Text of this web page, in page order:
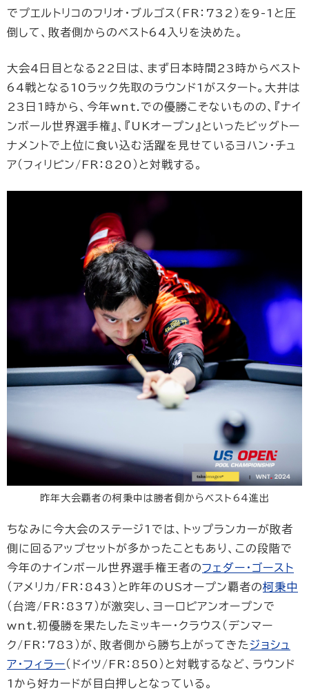
でプエルトリコのフリオ・ブルゴス（FR：732）を9-1と圧
倒して、敗者側からのベスト64入りを決めた。
大会4日目となる22日は、まず日本時間23時からベスト
64戦となる10ラック先取のラウンド1がスタート。大井は
23日1時から、今年wnt.での優勝こそないものの、『ナイ
ンボール世界選手権』、『UKオープン』といったビッグトー
ナメントで上位に食い込む活躍を見せているヨハン・チュ
ア（フィリピン/FR：820）と対戦する。
昨年大会覇者の柯秉中は勝者側からベスト64進出
ちなみに今大会のステージ1では、トップランカーが敗者
側に回るアップセットが多かったこともあり、この段階で
今年のナインボール世界選手権王者のフェダー・ゴースト
（アメリカ/FR：843）と昨年のUSオープン覇者の柯秉中
（台湾/FR：837）が激突し、ヨーロピアンオープンで
wnt.初優勝を果たしたミッキー・クラウス（デンマー
ク/FR：783）が、敗者側から勝ち上がってきた ジョシュ
ア・フィラー（ドイツ/FR：850）と対戦するなど、ラウンド
1から好カードが目白押しとなっている。